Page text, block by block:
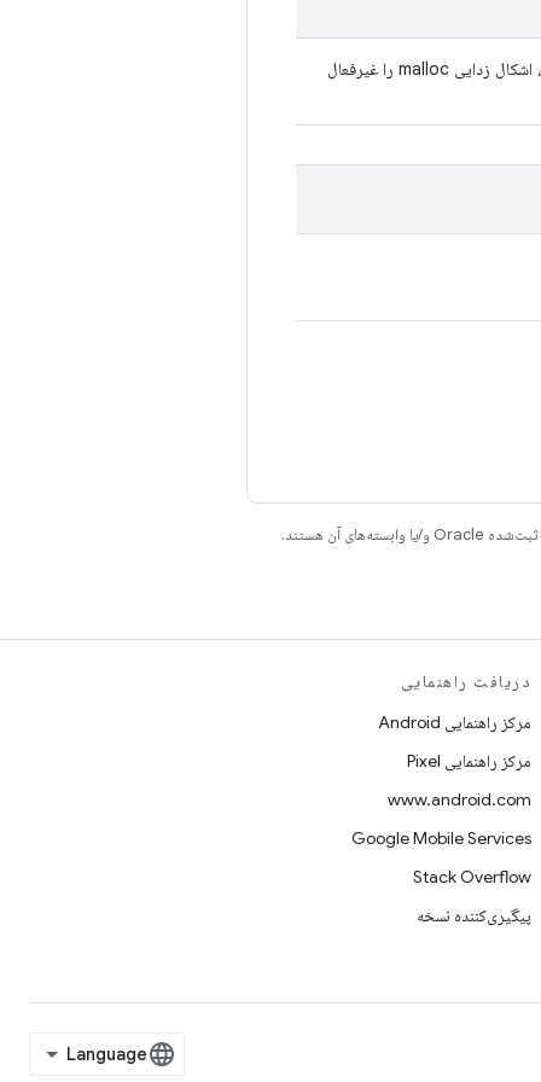
اگر فعال کردن اشکال زدایی malloc موفقیت آمیز بود: شیئی که هنگام بسته شدن، اشکال زدایی malloc را غیرفعال
دریافت راهنمایی
مرکز راهنمایی Android
مرکز راهنمایی Pixel
www.android.com
Google Mobile Services
Stack Overflow
پیگیری‌کننده نسخه